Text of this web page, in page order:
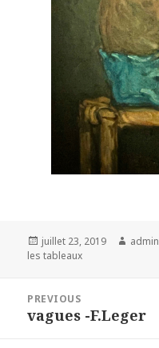
Posted
on
juillet 23, 2019 Author
admin
les tableaux
l’article
PREVIOUS
Previous
vagues -F.Leger